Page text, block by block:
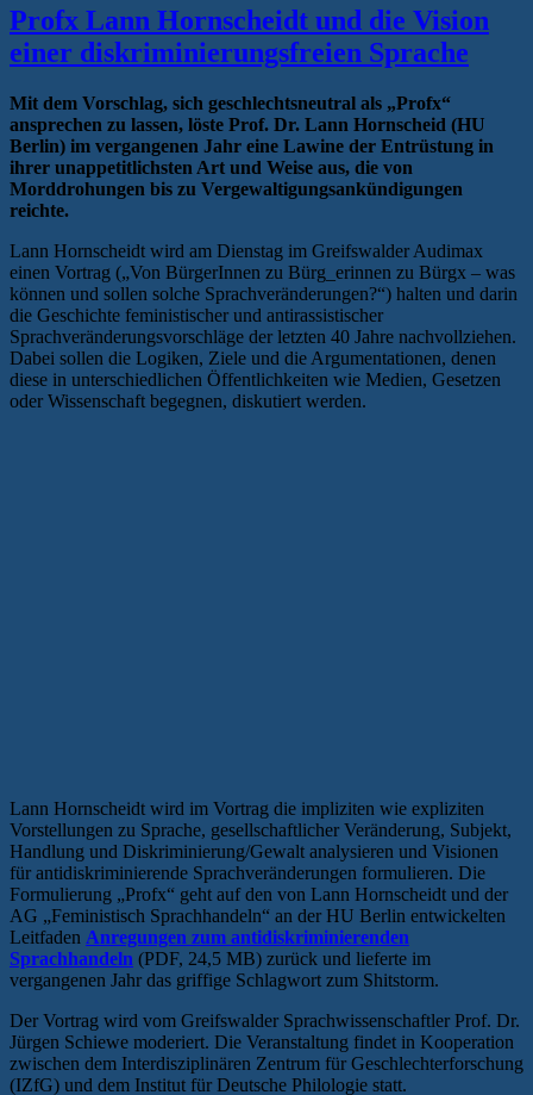
Profx Lann Hornscheidt und die Vision
einer diskriminierungsfreien Sprache
Mit dem Vorschlag, sich geschlechtsneutral als „Profx“
ansprechen zu lassen, löste Prof. Dr. Lann Hornscheid (HU
Berlin) im vergangenen Jahr eine Lawine der Entrüstung in
ihrer unappetitlichsten Art und Weise aus, die von
Morddrohungen bis zu Vergewaltigungsankündigungen
reichte.
Lann Hornscheidt wird am Dienstag im Greifswalder Audimax
einen Vortrag („Von BürgerInnen zu Bürg_erinnen zu Bürgx – was
können und sollen solche Sprachveränderungen?“) halten und darin
die Geschichte feministischer und antirassistischer
Sprachveränderungsvorschläge der letzten 40 Jahre nachvollziehen.
Dabei sollen die Logiken, Ziele und die Argumentationen, denen
diese in unterschiedlichen Öffentlichkeiten wie Medien, Gesetzen
oder Wissenschaft begegnen, diskutiert werden.
Lann Hornscheidt wird im Vortrag die impliziten wie expliziten
Vorstellungen zu Sprache, gesellschaftlicher Veränderung, Subjekt,
Handlung und Diskriminierung/Gewalt analysieren und Visionen
für antidiskriminierende Sprachveränderungen formulieren. Die
Formulierung „Profx“ geht auf den von Lann Hornscheidt und der
AG „Feministisch Sprachhandeln“ an der HU Berlin entwickelten
Leitfaden Anregungen zum antidiskriminierenden
Sprachhandeln (PDF, 24,5 MB) zurück und lieferte im
vergangenen Jahr das griffige Schlagwort zum Shitstorm.
Der Vortrag wird vom Greifswalder Sprachwissenschaftler Prof. Dr.
Jürgen Schiewe moderiert. Die Veranstaltung findet in Kooperation
zwischen dem Interdisziplinären Zentrum für Geschlechterforschung
(IZfG) und dem Institut für Deutsche Philologie statt.